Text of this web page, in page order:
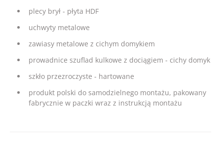
plecy brył - płyta HDF
uchwyty metalowe
zawiasy metalowe z cichym domykiem
prowadnice szuflad kulkowe z dociągiem - cichy domyk
szkło przezroczyste - hartowane
produkt polski do samodzielnego montażu, pakowany
fabrycznie w paczki wraz z instrukcją montażu